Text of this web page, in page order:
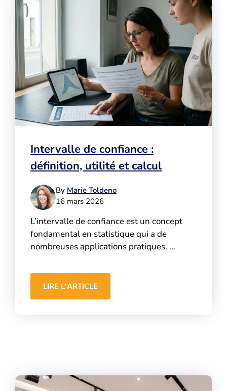
Intervalle de confiance :
définition, utilité et calcul
By Marie Toldeno
16 mars 2026
L’intervalle de confiance est un concept
fondamental en statistique qui a de
nombreuses applications pratiques. ...
LIRE L'ARTICLE